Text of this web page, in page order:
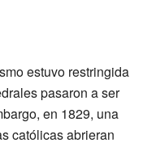
estuvo restringida
pasaron a ser
en 1829, una
católicas abrieran